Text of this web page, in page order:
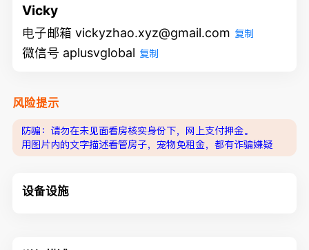
Vicky
电子邮箱 vickyzhao.xyz@gmail.com 复制
微信号 aplusvglobal 复制
风险提示
防骗：请勿在未见面看房核实身份下，网上支付押金。
用图片内的文字描述看管房子，宠物免租金，都有诈骗嫌疑
设备设施